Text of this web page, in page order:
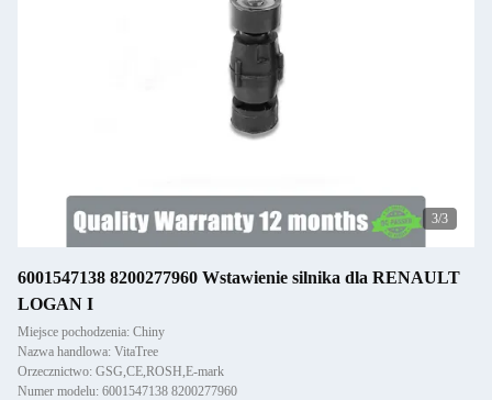
3/3
6001547138 8200277960 Wstawienie silnika dla RENAULT
LOGAN I
Miejsce pochodzenia: Chiny
Nazwa handlowa: VitaTree
Orzecznictwo: GSG,CE,ROSH,E-mark
Numer modelu: 6001547138 8200277960